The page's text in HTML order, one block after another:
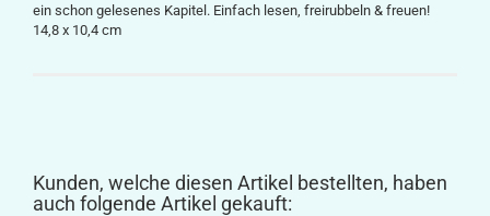
ein schon gelesenes Kapitel. Einfach lesen, freirubbeln & freuen!
14,8 x 10,4 cm
Kunden, welche diesen Artikel bestellten, haben
auch folgende Artikel gekauft: